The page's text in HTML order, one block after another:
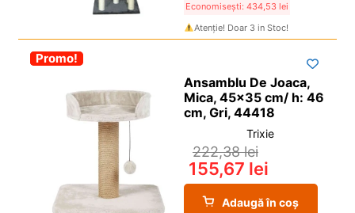
Economisești: 434,53 lei
Atenție! Doar 3 in Stoc!
-30%
Promo!
Ansamblu De Joaca,
Mica, 45×35 cm/ h: 46
cm, Gri, 44418
Trixie
222,38lei
155,67 lei
Adaugă în coș